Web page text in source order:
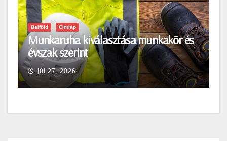
Belföld Címlap
Munkaruha kiválasztása munkakör és
évszak szerint
júl 27, 2026